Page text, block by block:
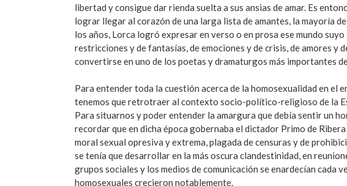
libertad y consigue dar rienda suelta a sus ansias de amar. Es
lograr llegar al corazón de una larga lista de amantes, la mayoría
los años, Lorca logró expresar en verso o en prosa ese mundo
restricciones y de fantasías, de emociones y de crisis, de amores y
convertirse en uno de los poetas y dramaturgos más importantes
Para entender toda la cuestión acerca de la homosexualidad en el
tenemos que retrotraer al contexto socio-político-religioso de la
Para situarnos y poder entender la amargura que debía sentir un
recordar que en dicha época gobernaba el dictador Primo de
moral sexual opresiva y extrema, plagada de censuras y de
se tenía que desarrollar en la más oscura clandestinidad, en
grupos sociales y los medios de comunicación se enardecían cada
homosexuales crecieron notablemente.